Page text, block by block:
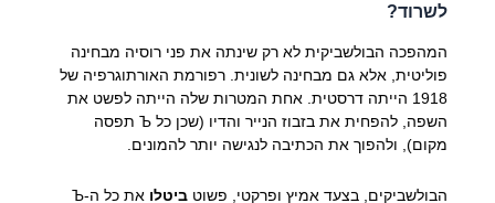
לשרוד?
המהפכה הבולשביקית לא רק שינתה את פני רוסיה מבחינה
פוליטית, אלא גם מבחינה לשונית. רפורמת האורתוגרפיה של
1918 הייתה דרסטית. אחת המטרות שלה הייתה לפשט את
השפה, להפחית את בזבוז הנייר והדיו (שכן כל Ъ תפסה
מקום), ולהפוך את הכתיבה לנגישה יותר להמונים.
הבולשביקים, בצעד אמיץ ופרקטי, פשוט ביטלו את כל ה-Ъ